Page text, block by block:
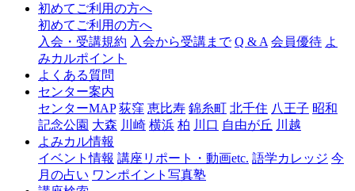
初めてご利用の方へ
初めてご利用の方へ
入会・受講規約 入会から受講まで Q & A 会員優待 よ
みカルポイント
よくある質問
センター案内
センターMAP 荻窪 恵比寿 錦糸町 北千住 八王子 昭和
記念公園 大森 川崎 横浜 柏 川口 自由が丘 川越
よみカル情報
イベント情報 講座リポート・動画etc. 語学カレッジ 今
月の占い ワンポイント写真塾